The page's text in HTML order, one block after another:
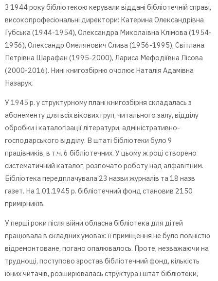
З 1944 року бібліотекою керували віддані бібліотечній справі,
високопрофесіональні директори: Катерина Олександрівна
Губська (1944-1954), Олександра Миколаївна Клімова (1954-
1956), Олександр Омелянович Слива (1956-1995), Світлана
Петрівна Шарафан (1995-2000), Лариса Мефодіївна Лісова
(2000-2016). Нині книгозбірню очолює Наталія Адамівна
Назарук.
У 1945 р. у структурному плані книгозбірня складалась з
абонементу для всіх вікових груп, читального залу, відділу
обробки і каталогізації літератури, адміністративно-
господарського відділу. В штаті бібліотеки було 9
працівників, в т.ч. 6 бібліотечних. У цьому ж році створено
систематичний каталог, розпочато роботу над алфавітним.
Бібліотека передплачувала 23 назви журналів та 18 назв
газет. На 1.01.1945 р. бібліотечний фонд становив 2150
примірників.
У перші роки після війни обласна бібліотека для дітей
працювала в складних умовах: її приміщення не було повністю
відремонтоване, погано опалювалось. Проте, незважаючи на
труднощі, поступово зростав бібліотечний фонд, кількість
юних читачів, розширювалась структура і штат бібліотеки,